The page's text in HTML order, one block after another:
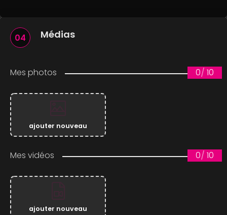
04 Médias
Mes photos 0/ 10
ajouter nouveau
Mes vidéos 0/ 10
ajouter nouveau